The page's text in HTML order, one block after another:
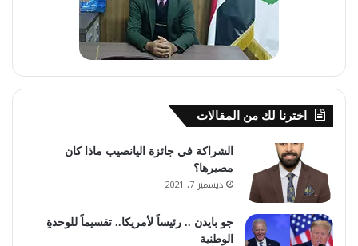
اخترنا لك من المقالات
الشراكة في جائزة اليانصيب ماذا كان
مصيرها؟
ديسمبر 7, 2021
جو بايدن .. رئيساً لأمريكا.. تقسيماً للوحدةِ
الوطنية